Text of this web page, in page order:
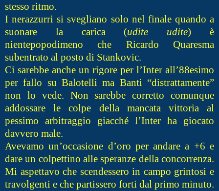
stesso ritmo.
I nerazzurri si svegliano solo nel finale quando a
suonare la carica (udite udite) è
nientepopodimeno che Ricardo Quaresma
subentrato al posto di Stankovic.
Ci sarebbe anche un rigore per l’Inter all’88esimo
per fallo su Balotelli ma Banti “distrattamente”
non lo vede. Non sarebbe corretto comunque
addossare le colpe della mancata vittoria al
pessimo arbitraggio giacché l’Inter ha giocato
davvero male.
Avevamo un’occasione d’oro per andare a +6 e
dare un colpettino alle speranze della concorrenza.
Mi aspettavo che scendessero in campo grintosi e
travolgenti e che partissero forti dal primo minuto.